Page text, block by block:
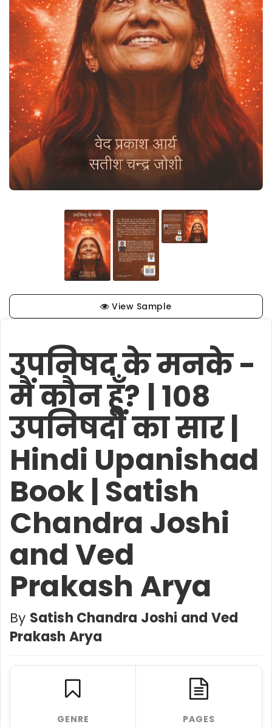
View Sample
उपनिषद के मनके -
मैं कौन हूँ? | 108
उपनिषदों का सार |
Hindi Upanishad
Book | Satish
Chandra Joshi
and Ved
Prakash Arya
By Satish Chandra Joshi and Ved
Prakash Arya
GENRE PAGES